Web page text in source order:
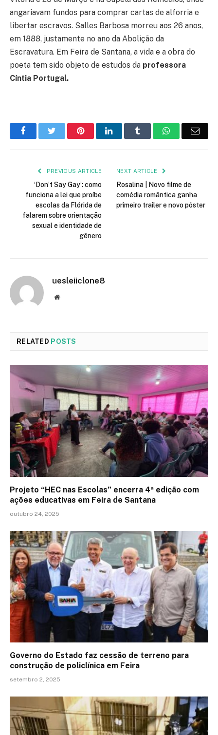
angariavam fundos para comprar cartas de alforria e
libertar escravos. Salles Barbosa morreu aos 26 anos,
em 1888, justamente no ano da Abolição da
Escravatura. Em Feira de Santana, a vida e a obra do
poeta tem sido objeto de estudos da professora
Cíntia Portugal.
FacebookTwitter PinterestLinkedIn Tumblr WhatsApp
PREVIOUS ARTICLE
‘Don’t Say Gay’: como
funciona a lei que proíbe
escolas da Flórida de
falarem sobre orientação
sexual e identidade de
gênero
NEXT ARTICLE
Rosalina | Novo filme de
comédia romântica ganha
primeiro trailer e novo pôster
uesleiiclone8
Website
RELATED POSTS
Projeto “HEC nas Escolas” encerra 4ª edição com
ações educativas em Feira de Santana
outubro 24, 2025
Governo do Estado faz cessão de terreno para
construção de policlínica em Feira
setembro 2, 2025